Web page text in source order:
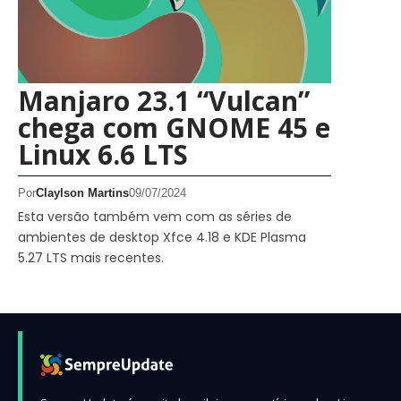
Manjaro 23.1 “Vulcan”
chega com GNOME 45 e
Linux 6.6 LTS
PorClaylson Martins09/07/2024
Esta versão também vem com as séries de
ambientes de desktop Xfce 4.18 e KDE Plasma
5.27 LTS mais recentes.